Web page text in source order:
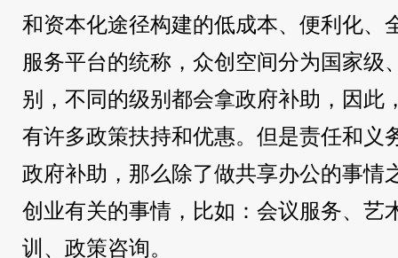
和资本化途径构建的低成本、便利化、
服务平台的统称，众创空间分为国家级
别，不同的级别都会拿政府补助，因此
有许多政策扶持和优惠。但是责任和义
政府补助，那么除了做共享办公的事情
创业有关的事情，比如：会议服务、艺
训、政策咨询。